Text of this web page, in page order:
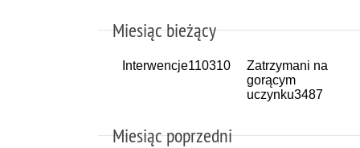
Miesiąc bieżący
Interwencje110310
Zatrzymani na
gorącym
uczynku3487
Miesiąc poprzedni